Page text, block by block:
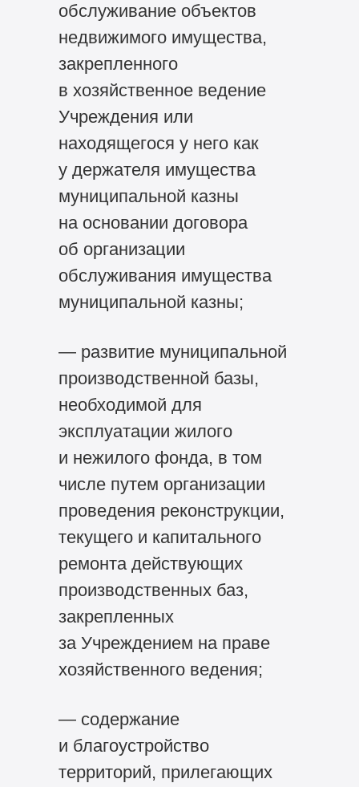
обслуживание объектов
недвижимого имущества,
закрепленного
в хозяйственное ведение
Учреждения или
находящегося у него как
у держателя имущества
муниципальной казны
на основании договора
об организации
обслуживания имущества
муниципальной казны;
— развитие муниципальной
производственной базы,
необходимой для
эксплуатации жилого
и нежилого фонда, в том
числе путем организации
проведения реконструкции,
текущего и капитального
ремонта действующих
производственных баз,
закрепленных
за Учреждением на праве
хозяйственного ведения;
— содержание
и благоустройство
территорий, прилегающих